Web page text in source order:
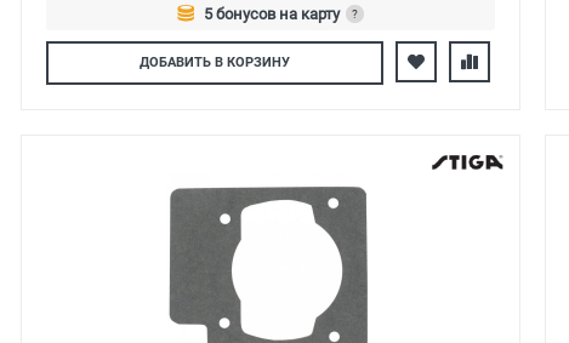
5 бонусов на карту
?
Авторизуйтесь
ДОБАВИТЬВ КОРЗИНУ